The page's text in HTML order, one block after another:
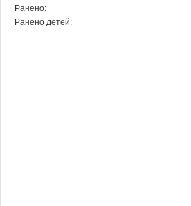
Ранено:
Ранено детей: